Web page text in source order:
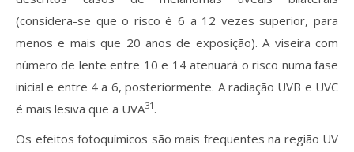
(considera-se que o risco é 6 a 12 vezes superior, para
menos e mais que 20 anos de exposição). A viseira com
número de lente entre 10 e 14 atenuará o risco numa fase
inicial e entre 4 a 6, posteriormente. A radiação UVB e UVC
é mais lesiva que a UVA31.
Os efeitos fotoquímicos são mais frequentes na região UV